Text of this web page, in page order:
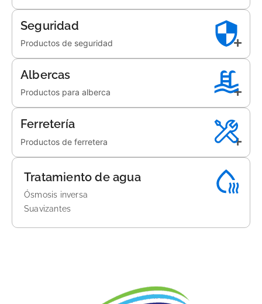
Seguridad
Productos de seguridad
Albercas
Productos para alberca
Ferretería
Productos de ferretera
Tratamiento de agua
Ósmosis inversa
Suavizantes